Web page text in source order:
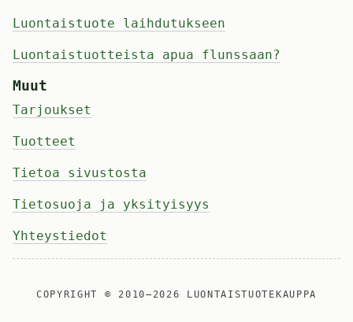
Luontaistuote laihdutukseen
Luontaistuotteista apua flunssaan?
Muut
Tarjoukset
Tuotteet
Tietoa sivustosta
Tietosuoja ja yksityisyys
Yhteystiedot
COPYRIGHT © 2010—2026 LUONTAISTUOTEKAUPPA